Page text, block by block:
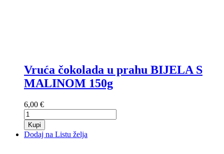
Vruća čokolada u prahu BIJELA S
MALINOM 150g
6,00 €
Kupi
Dodaj na Listu želja